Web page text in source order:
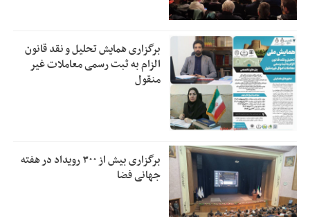
برگزاری همایش تحلیل و نقد قانون
الزام به ثبت رسمی معاملات غیر
منقول
برگزاری بیش از ۳۰۰ رویداد در هفته
جهانی فضا